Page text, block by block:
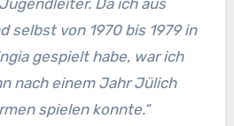
Da ich aus
selbst von 1970 bis 1979 in
gespielt habe, war ich
nach einem Jahr Jülich
spielen konnte.“